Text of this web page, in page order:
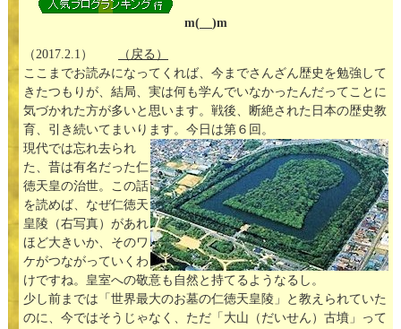
m(__)m
（2017.2.1）
（戻る）
ここまでお読みになってくれば、今までさんざん歴史を勉強して
きたつもりが、結局、実は何も学んでいなかったんだってことに
気づかれた方が多いと思います。戦後、断絶された日本の歴史教
育、引き続いてまいります。今日は第６回。
現代では忘れ去られ
た、昔は有名だった仁
徳天皇の治世。この話
を読めば、なぜ仁徳天
皇陵（右写真）があれ
ほど大きいか、そのワ
ケがつながっていくわ
けですね。皇室への敬意も自然と持てるようなるし。
少し前までは「世界最大のお墓の仁徳天皇陵」と教えられていた
のに、今ではそうじゃなく、ただ「大山（だいせん）古墳」って